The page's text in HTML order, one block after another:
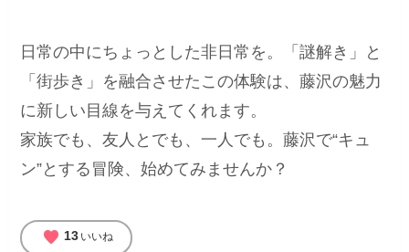
日常の中にちょっとした非日常を。「謎解き」と
「街歩き」を融合させたこの体験は、藤沢の魅力
に新しい目線を与えてくれます。
家族でも、友人とでも、一人でも。藤沢で“キュ
ン”とする冒険、始めてみませんか？
favorite 13 いいね